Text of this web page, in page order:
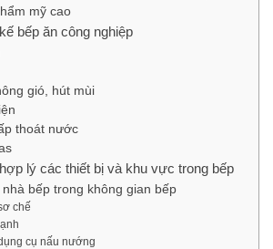
mỹ cao
bếp ăn công nghiệp
gió, hút mùi
thoát nước
lý các thiết bị và khu vực trong bếp
bếp trong không gian bếp
chế
lạnh
cụ nấu nướng